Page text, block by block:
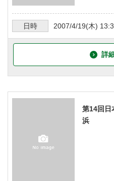
日時 2007/4/19(木)
詳
第14回日
浜